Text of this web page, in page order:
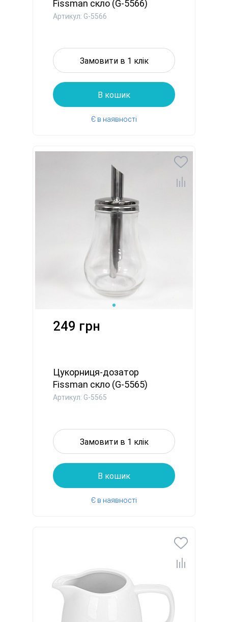
Fissman скло (G-5566)
Артикул: G-5566
Замовити в 1 клік
В кошик
Є в наявності
249 грн
Цукорниця-дозатор
Fissman скло (G-5565)
Артикул: G-5565
Замовити в 1 клік
В кошик
Є в наявності